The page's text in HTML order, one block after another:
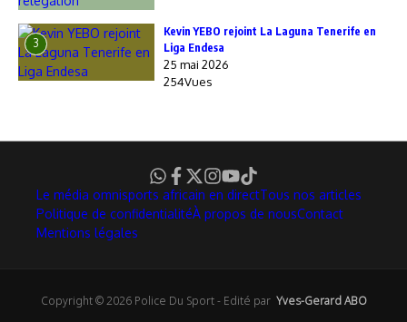
3
Kevin YEBO rejoint La Laguna Tenerife en
Liga Endesa
25 mai 2026
254Vues
Le média omnisports africain en directTous nos articles
Politique de confidentialitéÀ propos de nousContact
Mentions légales
Copyright © 2026 Police Du Sport - Edité par Yves-Gerard ABO